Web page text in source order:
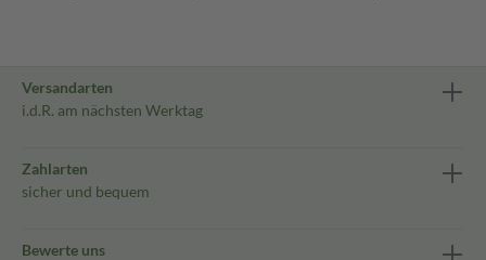
Versandarten
i.d.R. am nächsten Werktag
Zahlarten
sicher und bequem
Bewerte uns